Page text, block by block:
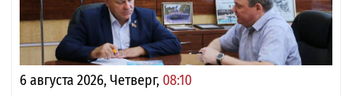
6 августа 2026, Четверг, 08:10